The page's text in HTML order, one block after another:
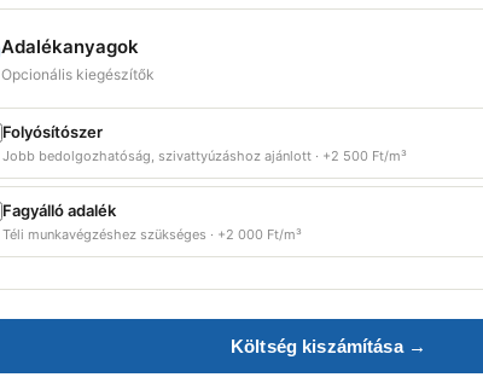
Adalékanyagok
Opcionális kiegészítők
Folyósítószer
Jobb bedolgozhatóság, szivattyúzáshoz ajánlott · +2 500 Ft/m³
Fagyálló adalék
Téli munkavégzéshez szükséges · +2 000 Ft/m³
Költség kiszámítása →